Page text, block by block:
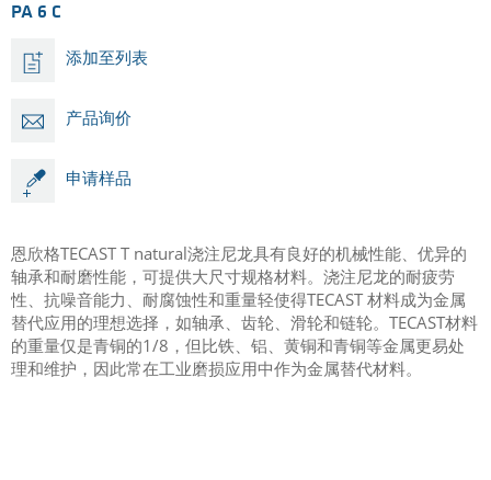
PA 6 C
添加至列表
产品询价
申请样品
恩欣格TECAST T natural浇注尼龙具有良好的机械性能、优异的
轴承和耐磨性能，可提供大尺寸规格材料。浇注尼龙的耐疲劳
性、抗噪音能力、耐腐蚀性和重量轻使得TECAST 材料成为金属
替代应用的理想选择，如轴承、齿轮、滑轮和链轮。TECAST材料
的重量仅是青铜的1/8，但比铁、铝、黄铜和青铜等金属更易处
理和维护，因此常在工业磨损应用中作为金属替代材料。